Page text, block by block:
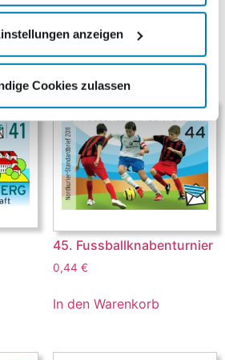
anzeigen
Cookies zulassen
45. Fussballknabenturnier
0,44 €
In den Warenkorb